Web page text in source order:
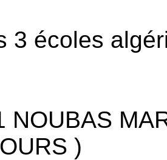
3 écoles
NOUBAS
)